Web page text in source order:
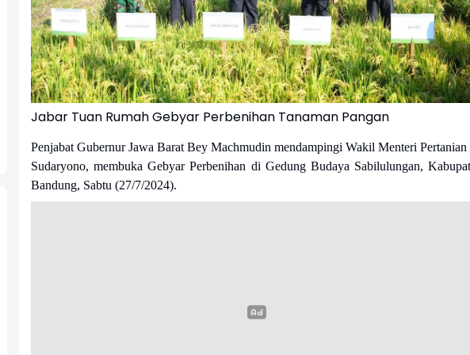
Jabar Tuan Rumah Gebyar Perbenihan Tanaman Pangan
Penjabat Gubernur Jawa Barat Bey Machmudin mendampingi Wakil Menteri
Sudaryono, membuka Gebyar Perbenihan di Gedung Budaya Sabilulungan,
Bandung, Sabtu (27/7/2024).